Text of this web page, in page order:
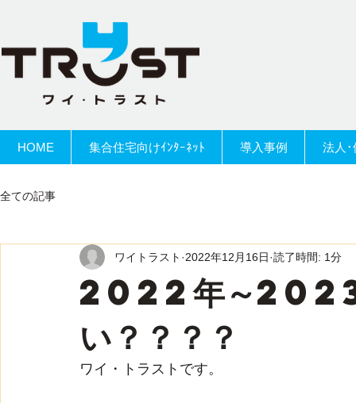
HOME 集合住宅向けｲﾝﾀｰﾈｯﾄ 導入事例 法人･
全ての記事
2022年～2023
い？？？？
ワイトラスト 2022年12月16日 読了時間: 1分
ワイ・トラストです。